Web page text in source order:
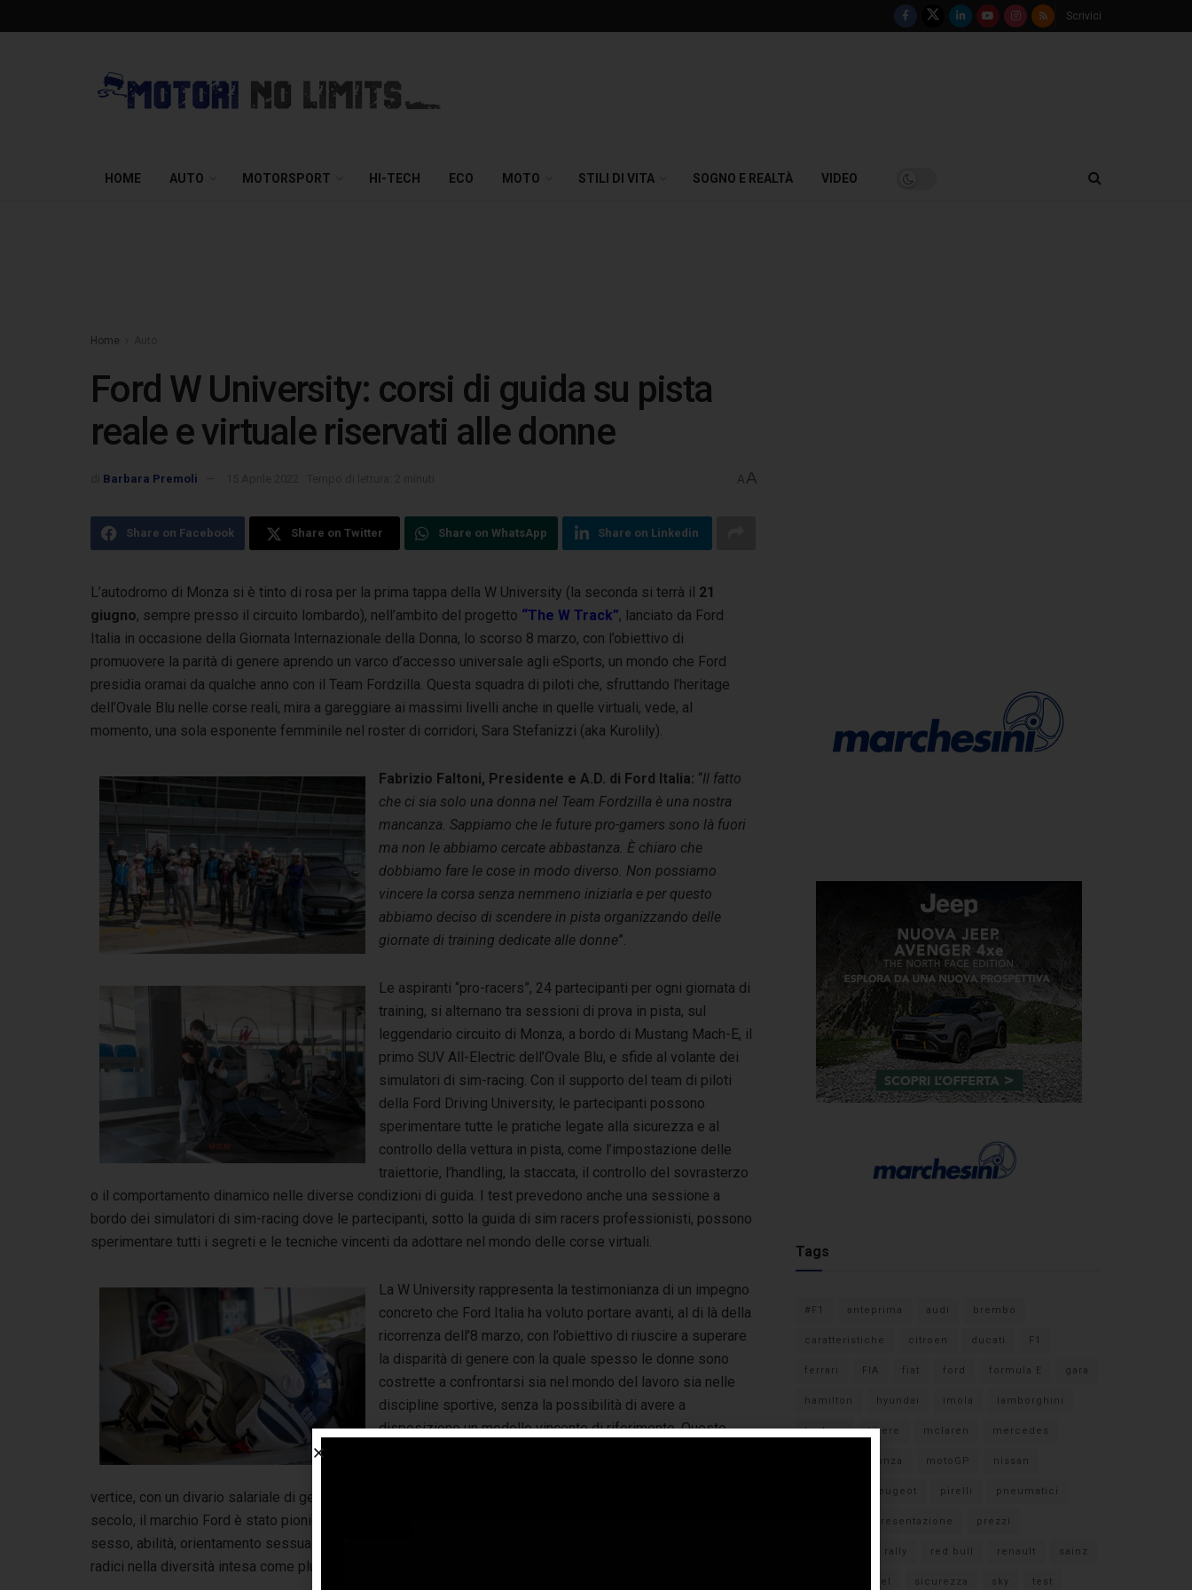
Scrivici
HOME AUTO MOTORSPORT HI-TECH ECO MOTO STILI DI VITA SOGNO E REALTÀ VIDEO
Home
Ford W University: corsi di guida su pista
reale e virtuale riservati alle donne
Barbara Premoli A A
Share on Facebook Share on Twitter Share on WhatsApp Share on Linkedin
L’autodromo di Monza si è tinto di rosa per la prima tappa della W University (la seconda si terrà il 21
giugno, sempre presso il circuito lombardo), nell’ambito del progetto “The W Track”, lanciato da Ford
Italia in occasione della Giornata Internazionale della Donna, lo scorso 8 marzo, con l’obiettivo di
promuovere la parità di genere aprendo un varco d’accesso universale agli eSports, un mondo che Ford
presidia oramai da qualche anno con il Team Fordzilla. Questa squadra di piloti che, sfruttando l’heritage
dell’Ovale Blu nelle corse reali, mira a gareggiare ai massimi livelli anche in quelle virtuali, vede, al
momento, una sola esponente femminile nel roster di corridori, Sara Stefanizzi (aka Kurolily).
Fabrizio Faltoni, Presidente e A.D. di Ford Italia: “Il fatto
che ci sia solo una donna nel Team Fordzilla è una nostra
mancanza. Sappiamo che le future pro-gamers sono là fuori
ma non le abbiamo cercate abbastanza. È chiaro che
dobbiamo fare le cose in modo diverso. Non possiamo
vincere la corsa senza nemmeno iniziarla e per questo
abbiamo deciso di scendere in pista organizzando delle
giornate di training dedicate alle donne”.
Le aspiranti “pro-racers”, 24 partecipanti per ogni giornata di
training, si alternano tra sessioni di prova in pista, sul
leggendario circuito di Monza, a bordo di Mustang Mach-E, il
primo SUV All-Electric dell’Ovale Blu, e sfide al volante dei
simulatori di sim-racing. Con il supporto del team di piloti
della Ford Driving University, le partecipanti possono
sperimentare tutte le pratiche legate alla sicurezza e al
controllo della vettura in pista, come l’impostazione delle
traiettorie, l’handling, la staccata, il controllo del sovrasterzo
o il comportamento dinamico nelle diverse condizioni di guida. I test prevedono anche una sessione a
bordo dei simulatori di sim-racing dove le partecipanti, sotto la guida di sim racers professionisti, possono
sperimentare tutti i segreti e le tecniche vincenti da adottare nel mondo delle corse virtuali.
La W University rappresenta la testimonianza di un impegno
concreto che Ford Italia ha voluto portare avanti, al di là della
ricorrenza dell’8 marzo, con l’obiettivo di riuscire a superare
la disparità di genere con la quale spesso le donne sono
costrette a confrontarsi sia nel mondo del lavoro sia nelle
discipline sportive, senza la possibilità di avere a
disposizione un modello vincente di riferimento. Questo,
vertice, con un divario salariale di genere che sembra essere ormai diventato fisiologico. Per più di un
secolo, il marchio Ford è stato pioniere nell’offrire opportunità alle persone, indipendentemente da razza,
sesso, abilità, orientamento sessuale e ceto sociale, creando una cultura di appartenenza che fonda le sue
radici nella diversità intesa come plus capace di generare innovazione e cambiamento.
Tags
#F1 anteprima audi brembo
caratteristiche citroen ducati F1
ferrari FIA fiat ford formula E gara
hamilton hyundai imola lamborghini
leclerc libere mclaren mercedes
monza motoGP nissan
peugeot pirelli pneumatici
presentazione prezzi
rally red bull renault sainz
sebastian vettel sicurezza sky test